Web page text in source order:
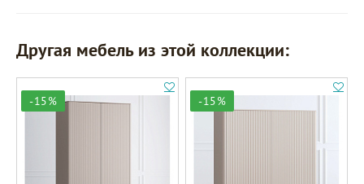
Другая мебель из этой коллекции:
-15% -15%